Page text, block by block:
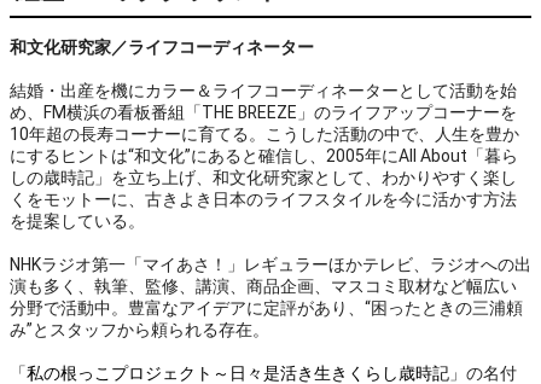
和文化研究家／ライフコーディネーター
結婚・出産を機にカラー＆ライフコーディネーターとして活動を始
め、FM横浜の看板番組「THE BREEZE」のライフアップコーナーを
10年超の長寿コーナーに育てる。こうした活動の中で、人生を豊か
にするヒントは“和文化”にあると確信し、2005年にAll About「暮ら
しの歳時記」を立ち上げ、和文化研究家として、わかりやすく楽し
くをモットーに、古きよき日本のライフスタイルを今に活かす方法
を提案している。
NHKラジオ第一「マイあさ！」レギュラーほかテレビ、ラジオへの出
演も多く、執筆、監修、講演、商品企画、マスコミ取材など幅広い
分野で活動中。豊富なアイデアに定評があり、“困ったときの三浦頼
み”とスタッフから頼られる存在。
「私の根っこプロジェクト～日々是活き生きくらし歳時記 」の名付